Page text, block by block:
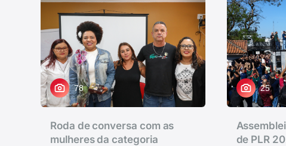
78
Roda de conversa com as
mulheres da categoria
25
de PLR